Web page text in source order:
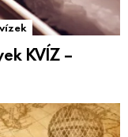
KVÍZ –